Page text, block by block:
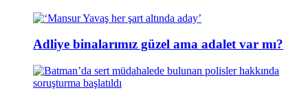
Adliye binalarımız güzel ama adalet var mı?